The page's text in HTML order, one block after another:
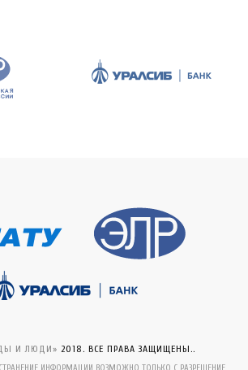
И ЛЮДИ» 2018. ВСЕ ПРАВА ЗАЩИЩЕНЫ..